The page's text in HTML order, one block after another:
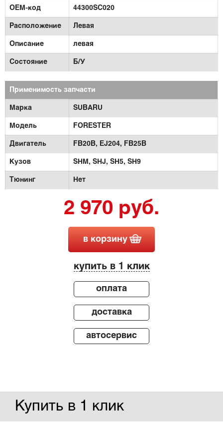
OEM-код 44300SC020
Расположение Левая
Описание левая
Состояние Б/У
Применимость запчасти
Марка SUBARU
Модель FORESTER
Двигатель FB20B, EJ204, FB25B
Кузов SHM, SHJ, SH5, SH9
Тюнинг Нет
2 970 руб.
в корзину
купить в 1 клик
оплата
доставка
автосервис
Купить в 1 клик